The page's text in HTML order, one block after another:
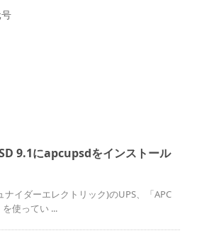
9.1にapcupsdをインストール
ナイダーエレクトリック)のUPS、「APC
を使ってい ...